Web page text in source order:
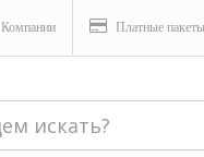
Компании Платные пакеты